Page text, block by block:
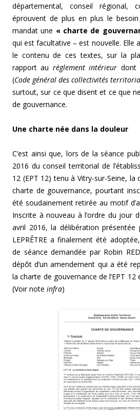
départemental, conseil régional,
éprouvent de plus en plus le
mandat une « charte de
qui est facultative – est nouvelle. Elle
le contenu de ces textes, sur la
rapport au règlement intérieur dont
(Code général des collectivités
surtout, sur ce que disent et ce que
de gouvernance.
Une charte née dans la douleur
C’est ainsi que, lors de la séance
2016 du conseil territorial de
12 (EPT 12) tenu à Vitry-sur-Seine, la
charte de gouvernance, pourtant
été soudainement retirée au motif
Inscrite à nouveau à l’ordre du jour
avril 2016, la délibération présentée
LEPRÊTRE a finalement été
de séance demandée par Robin
dépôt d’un amendement qui a été
la charte de gouvernance de l’EPT
(Voir note infra)